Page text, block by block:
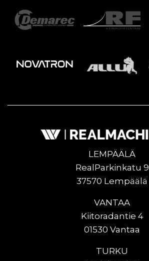
LEMPÄÄLÄ
RealParkinkatu 9
37570 Lempäälä
VANTAA
Kiitoradantie 4
01530 Vantaa
TURKU